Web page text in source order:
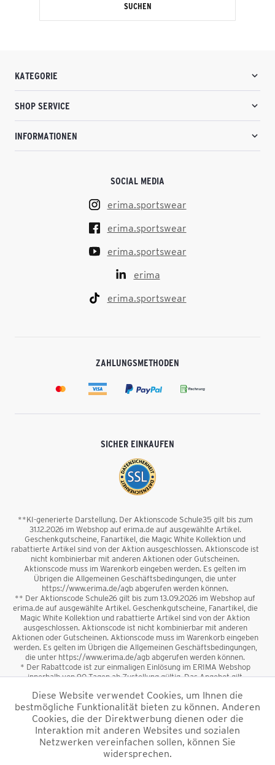
SUCHEN
KATEGORIE
SHOP SERVICE
INFORMATIONEN
SOCIAL MEDIA
erima.sportswear
erima.sportswear
erima.sportswear
erima
erima.sportswear
ZAHLUNGSMETHODEN
SICHER EINKAUFEN
**KI-generierte Darstellung. Der Aktionscode Schule35 gilt bis zum
31.12.2026 im Webshop auf erima.de auf ausgewählte Artikel.
Geschenkgutscheine, Fanartikel, die Magic White Kollektion und
rabattierte Artikel sind von der Aktion ausgeschlossen. Aktionscode ist
nicht kombinierbar mit anderen Aktionen oder Gutscheinen.
Aktionscode muss im Warenkorb eingeben werden. Es gelten im
Übrigen die Allgemeinen Geschäftsbedingungen, die unter
https://www.erima.de/agb abgerufen werden können.
** Der Aktionscode Schule26 gilt bis zum 13.09.2026 im Webshop auf
erima.de auf ausgewählte Artikel. Geschenkgutscheine, Fanartikel, die
Magic White Kollektion und rabattierte Artikel sind von der Aktion
ausgeschlossen. Aktionscode ist nicht kombinierbar mit anderen
Aktionen oder Gutscheinen. Aktionscode muss im Warenkorb eingeben
werden. Es gelten im Übrigen die Allgemeinen Geschäftsbedingungen,
die unter https://www.erima.de/agb abgerufen werden können.
* Der Rabattcode ist zur einmaligen Einlösung im ERIMA Webshop
innerhalb von 90 Tagen ab Zustellung gültig. Das Angebot gilt
sowie Geschenkgutscheine sind vom Rabatt ausgeschlossen. Der
Rabattcode ist nicht mit anderen Aktionen oder Gutscheinen
kombinierbar. Der Mindestbestellwert beträgt 50 €
*Alle Preise verstehen sich inkl. Mehrwertsteuer und zzgl.
und ggf. Nachnahmegebühren, wenn nicht anders
Diese Website verwendet Cookies, um Ihnen die
bestmögliche Funktionalität bieten zu können. Anderen
Cookies, die der Direktwerbung dienen oder die
Interaktion mit anderen Websites und sozialen
Netzwerken vereinfachen sollen, können Sie
widersprechen.